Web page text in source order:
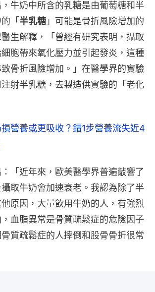
牛奶中所含的乳糖是由葡萄糖和半
「半乳糖 」可能是骨折風險增加的
生解釋，「曾經有研究表明，攝取
胞帶來氧化壓力並引起發炎，這種
骨折風險增加。」在醫學界的實驗
射半乳糖，去製造供實驗的「老化
營養或更吸收？錯1步營養流失近4
「近年來，歐美醫學界普遍敲響了
取牛奶會加速衰老。我認為除了半
原因，大量飲用牛奶的人，有強烈
血脂異常是骨質疏鬆症的危險因子
質疏鬆症的人摔倒和股骨骨折很常